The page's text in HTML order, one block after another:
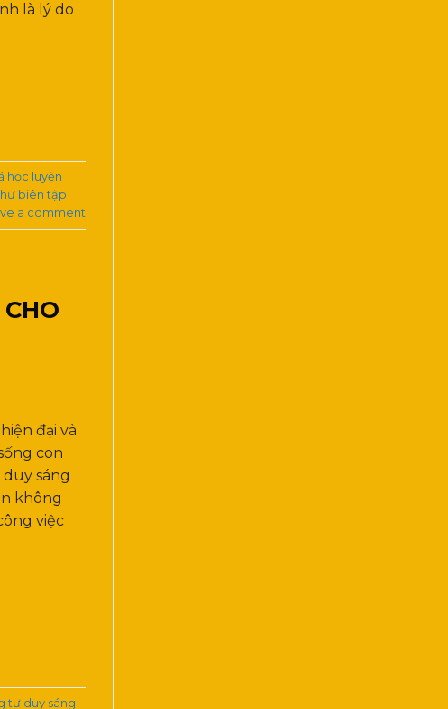
là lý do
học luyện
biên tập
a comment
đại và
con
sáng
không
việc
tư duy sáng